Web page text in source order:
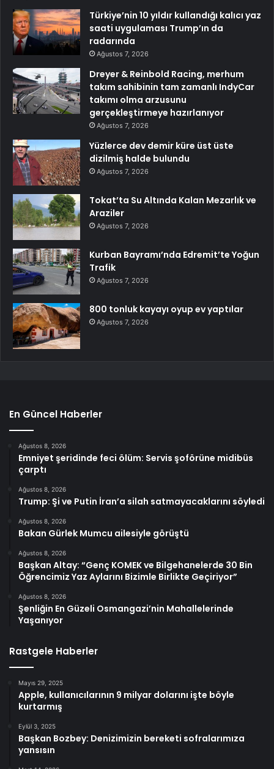
Türkiye’nin 10 yıldır kullandığı kalıcı yaz
saati uygulaması Trump’ın da
radarında
Ağustos 7, 2026
Dreyer & Reinbold Racing, merhum
takım sahibinin tam zamanlı IndyCar
takımı olma arzusunu
gerçekleştirmeye hazırlanıyor
Ağustos 7, 2026
Yüzlerce dev demir küre üst üste
dizilmiş halde bulundu
Ağustos 7, 2026
Tokat’ta Su Altında Kalan Mezarlık ve
Araziler
Ağustos 7, 2026
Kurban Bayramı’nda Edremit’te Yoğun
Trafik
Ağustos 7, 2026
800 tonluk kayayı oyup ev yaptılar
Ağustos 7, 2026
En Güncel Haberler
Ağustos 8, 2026
Emniyet şeridinde feci ölüm: Servis şoförüne midibüs
çarptı
Ağustos 8, 2026
Trump: Şi ve Putin İran’a silah satmayacaklarını söyledi
Ağustos 8, 2026
Bakan Gürlek Mumcu ailesiyle görüştü
Ağustos 8, 2026
Başkan Altay: “Genç KOMEK ve Bilgehanelerde 30 Bin
Öğrencimiz Yaz Aylarını Bizimle Birlikte Geçiriyor”
Ağustos 8, 2026
Şenliğin En Güzeli Osmangazi’nin Mahallelerinde
Yaşanıyor
Rastgele Haberler
Mayıs 29, 2025
Apple, kullanıcılarının 9 milyar dolarını işte böyle
kurtarmış
Eylül 3, 2025
Başkan Bozbey: Denizimizin bereketi sofralarımıza
yansısın